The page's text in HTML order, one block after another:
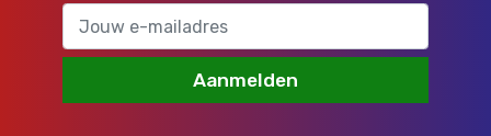
Aanmelden